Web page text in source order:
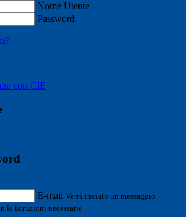
Nome Utente
Password
con CIE
E-mail Verrà inviato un messaggio
le istruzioni necessarie.